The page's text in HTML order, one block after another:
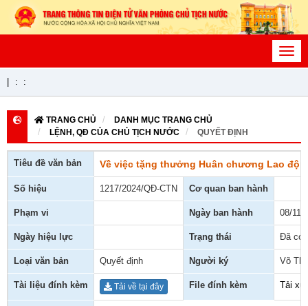
: :
TRANG CHỦ
DANH MỤC TRANG CHỦ
LỆNH, QĐ CỦA CHỦ TỊCH NƯỚC
QUYẾT ĐỊNH
Tiêu đề văn bản Về việc tặng thưởng Huân chương Lao
Số hiệu 1217/2024/QĐ-CTN Cơ quan ban hành
Phạm vi Ngày ban hành 08/11/
Ngày hiệu lực Trạng thái Đã có
Loại văn bản Quyết định Người ký Võ Thị
Tài liệu đính kèm Tải về tại đây File đính kèm Tải